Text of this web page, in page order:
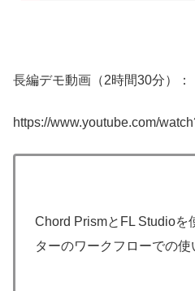
長編デモ動画（2時間30分）：
https://www.youtube.com/
Chord PrismとFL Studioを
ターのワークフローでの使